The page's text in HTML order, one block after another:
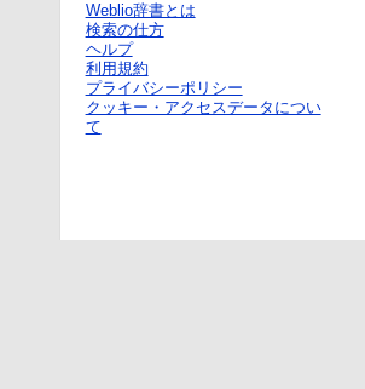
Weblio辞書とは
検索の仕方
ヘルプ
利用規約
プライバシーポリシー
クッキー・アクセスデータについ
て